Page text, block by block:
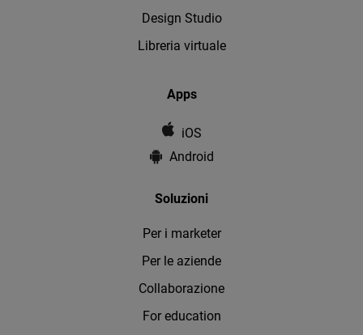
Design Studio
Libreria virtuale
Apps
iOS
Android
Soluzioni
Per i marketer
Per le aziende
Collaborazione
For education